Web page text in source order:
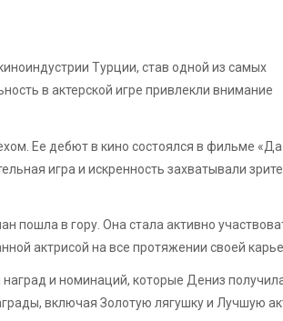
Турции, став одной из самых
в актерской игре привлекли внимание
Ее дебют в кино состоялся в фильме «Да
игра и искренность захватывали
пошла в гору. Она стала активно
актрисой на все протяжении своей
и номинаций, которые Дениз
включая Золотую лягушку и Лучшую